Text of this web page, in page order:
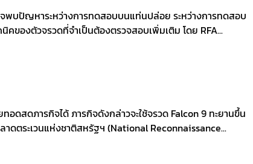
พบปัญหาระหว่างการทดสอบบนแท่นปล่อย ระหว่างการทดสอบ
ของตัวจรวดที่จำเป็นต้องตรวจสอบเพิ่มเติม โดย RFA...
ดสดภารกิจได้ ภารกิจดังกล่าวจะใช้จรวด Falcon 9 ทะยานขึ้น
ดตระเวนแห่งชาติสหรัฐฯ (National Reconnaissance...